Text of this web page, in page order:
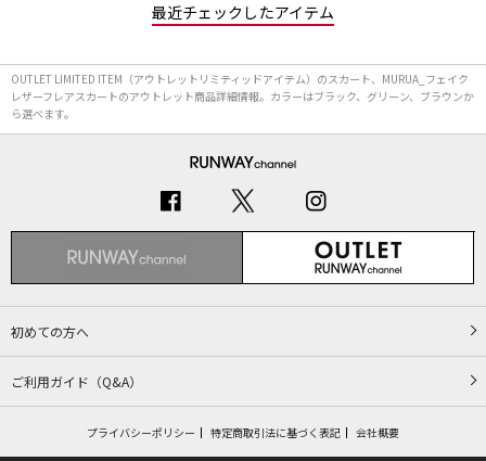
最近チェックしたアイテム
OUTLET LIMITED ITEM（アウトレットリミティッドアイテム）のスカート、MURUA_フェイク
レザーフレアスカートのアウトレット商品詳細情報。カラーはブラック、グリーン、ブラウンか
ら選べます。
初めての方へ
ご利用ガイド（Q&A）
プライバシーポリシー 特定商取引法に基づく表記 会社概要